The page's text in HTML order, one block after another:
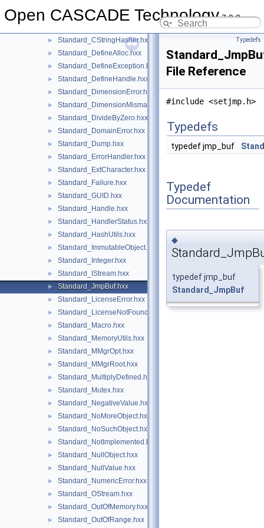
Open CASCADE Technology7.9.0
► Standard_ConstructionError.hxx
► Standard_CStringHasher.hxx
► Standard_DefineAlloc.hxx
► Standard_DefineException.hxx
► Standard_DefineHandle.hxx
► Standard_DimensionError.hxx
► Standard_DimensionMismatch.hxx
► Standard_DivideByZero.hxx
► Standard_DomainError.hxx
► Standard_Dump.hxx
► Standard_ErrorHandler.hxx
► Standard_ExtCharacter.hxx
► Standard_Failure.hxx
► Standard_GUID.hxx
► Standard_Handle.hxx
► Standard_HandlerStatus.hxx
► Standard_HashUtils.hxx
► Standard_ImmutableObject.hxx
► Standard_Integer.hxx
► Standard_IStream.hxx
► Standard_JmpBuf.hxx
► Standard_LicenseError.hxx
► Standard_LicenseNotFound.hxx
► Standard_Macro.hxx
► Standard_MemoryUtils.hxx
► Standard_MMgrOpt.hxx
► Standard_MMgrRoot.hxx
► Standard_MultiplyDefined.hxx
► Standard_Mutex.hxx
► Standard_NegativeValue.hxx
► Standard_NoMoreObject.hxx
► Standard_NoSuchObject.hxx
► Standard_NotImplemented.hxx
► Standard_NullObject.hxx
► Standard_NullValue.hxx
► Standard_NumericError.hxx
► Standard_OStream.hxx
► Standard_OutOfMemory.hxx
► Standard_OutOfRange.hxx
Typedefs
File Reference
#include <setjmp.h>
Typedefs
typedef jmp_buf
Typedef
Documentation
◆
typedef jmp_buf
Standard_JmpBuf